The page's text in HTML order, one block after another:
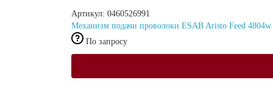
Артикул: 0460526991
Механизм подачи проволоки ESAB Aristo Feed 4804w
По запросу